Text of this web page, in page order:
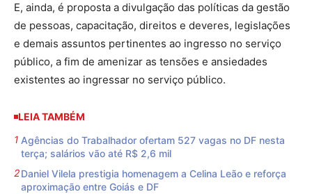
E, ainda, é proposta a divulgação das políticas da gestão
de pessoas, capacitação, direitos e deveres, legislações
e demais assuntos pertinentes ao ingresso no serviço
público, a fim de amenizar as tensões e ansiedades
existentes ao ingressar no serviço público.
LEIA TAMBÉM
Agências do Trabalhador ofertam 527 vagas no DF nesta
terça; salários vão até R$ 2,6 mil
Daniel Vilela prestigia homenagem a Celina Leão e reforça
aproximação entre Goiás e DF